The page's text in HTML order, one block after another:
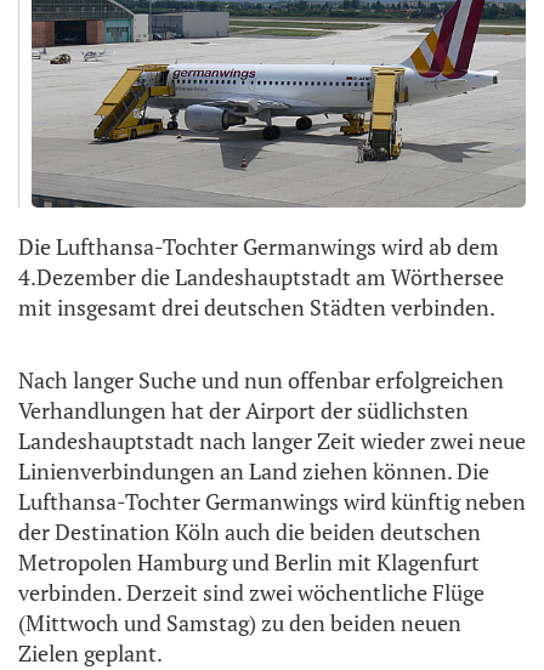
Die Lufthansa-Tochter Germanwings wird ab dem
4.Dezember die Landeshauptstadt am Wörthersee
mit insgesamt drei deutschen Städten verbinden.
Nach langer Suche und nun offenbar erfolgreichen
Verhandlungen hat der Airport der südlichsten
Landeshauptstadt nach langer Zeit wieder zwei neue
Linienverbindungen an Land ziehen können. Die
Lufthansa-Tochter Germanwings wird künftig neben
der Destination Köln auch die beiden deutschen
Metropolen Hamburg und Berlin mit Klagenfurt
verbinden. Derzeit sind zwei wöchentliche Flüge
(Mittwoch und Samstag) zu den beiden neuen
Zielen geplant.